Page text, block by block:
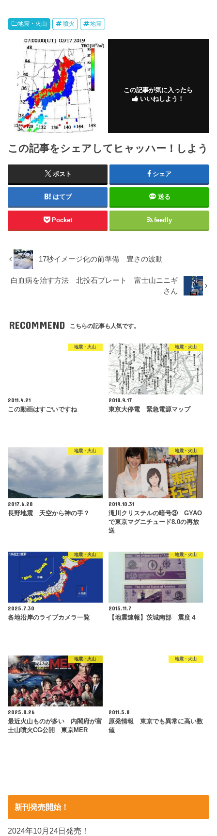
地震・火山 噴火 地震
この記事が気に入ったら
いいねしよう！
この記事をシェアしてヒャッハー！しよう
ポスト シェア
はてブ 送る
Pocket feedly
17秒イメージ化の前準備 豊さの波動
白血病を治す方法 北投石プレート 富士山ニニギ
さん
RECOMMEND こちらの記事も人気です。
地震・火山
2011.4.21
この動画はすごいですね
地震・火山
2018.9.17
東京大停電 緊急電源マップ
地震・火山
2017.6.28
長野地震 天空から神の手？
地震・火山
2019.10.31
滝川クリステルの暗号③ GYAO
で東京マグニチュード8.0の再放
送
地震・火山
2025.7.30
各地沿岸のライブカメラ一覧
地震・火山
2015.11.7
【地震速報】茨城南部 震度４
地震・火山
2025.8.26
最近火山ものが多い 内閣府が富
士山噴火CG公開 東京MER
地震・火山
2011.5.8
原発情報 東京でも異常に高い数
値
新刊発売開始！
2024年10月24日発売！